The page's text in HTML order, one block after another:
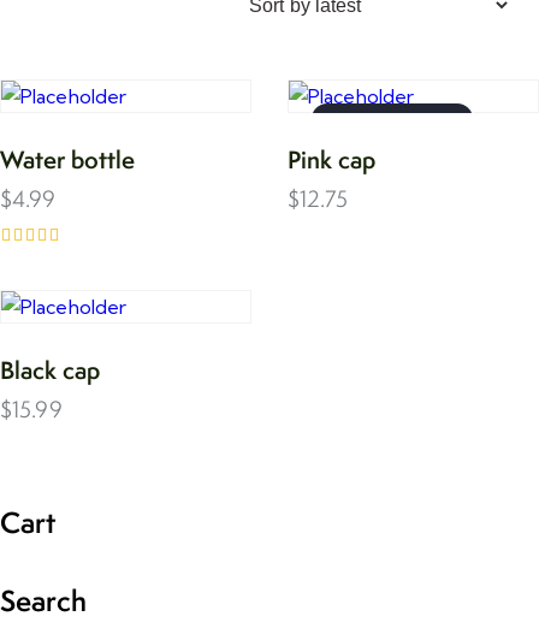
Water bottle
$4.99
out of 5
OUT OF STOCK
Pink cap
$12.75
Black cap
$15.99
Cart
Search